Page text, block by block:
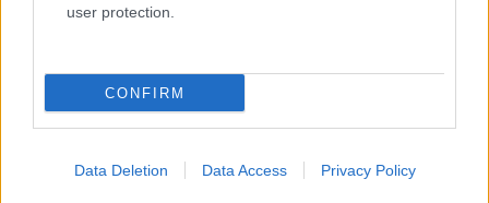
user protection.
CONFIRM
Data Deletion Data Access Privacy Policy